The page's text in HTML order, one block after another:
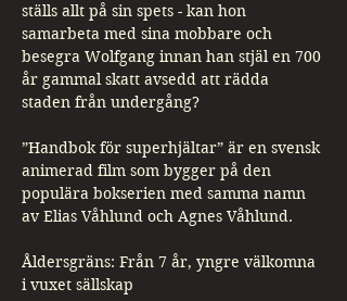
ställs allt på sin spets - kan hon
samarbeta med sina mobbare och
besegra Wolfgang innan han stjäl en 700
år gammal skatt avsedd att rädda
staden från undergång?
”Handbok för superhjältar” är en svensk
animerad film som bygger på den
populära bokserien med samma namn
av Elias Våhlund och Agnes Våhlund.
Åldersgräns: Från 7 år, yngre välkomna
i vuxet sällskap